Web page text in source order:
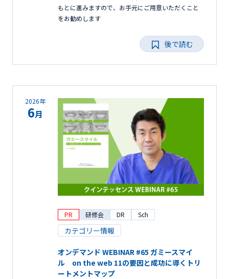
もとに進みますので、お手元にご用意いただくこと
をお勧めします
後で読む
2026年
6月
PR 研修会 DR Sch
カテゴリー情報
オンデマンド WEBINAR #65 ガミースマイ
ル on the web 11の要因と成功に導くトリ
ートメントマップ